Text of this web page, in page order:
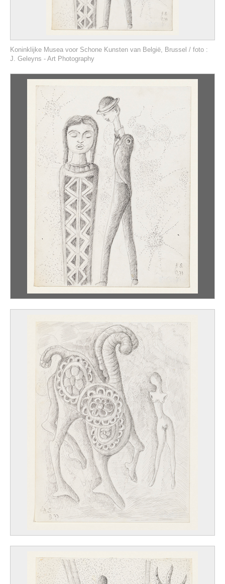
Koninklijke Musea voor Schone Kunsten van België, Brussel / foto :
J. Geleyns - Art Photography